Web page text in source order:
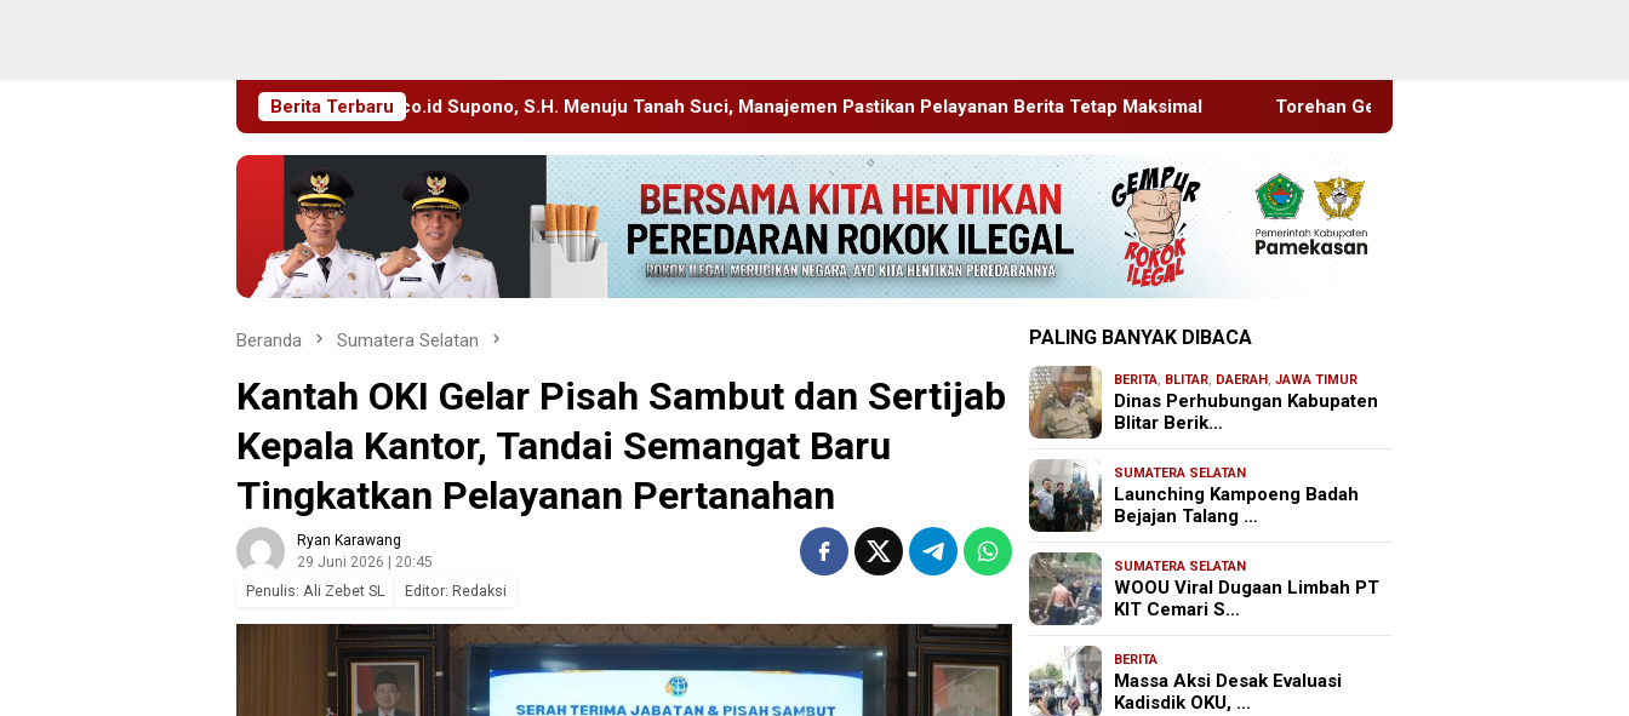
Berita Terbaru
Pimrus Filesatu.co.id Supono, S.H. Menuju Tanah Suci, Manajemen Pastikan Pelayanan Berita Tetap Maksimal Torehan Gemilang PT BSI: 25 Juta Jam Kerja Bebas LTI
Beranda Sumatera Selatan
Kantah OKI Gelar Pisah Sambut dan Sertijab
Kepala Kantor, Tandai Semangat Baru
Tingkatkan Pelayanan Pertanahan
Ryan Karawang
29 Juni 2026 | 20:45
Penulis: Ali Zebet SL Editor: Redaksi
PALING BANYAK DIBACA
BERITA, BLITAR, DAERAH ,JAWA TIMUR
Dinas Perhubungan Kabupaten
Blitar Berik…
SUMATERA SELATAN
Launching Kampoeng Badah
Bejajan Talang …
SUMATERA SELATAN
WOOU Viral Dugaan Limbah PT
KIT Cemari S…
BERITA
Massa Aksi Desak Evaluasi
Kadisdik OKU, …